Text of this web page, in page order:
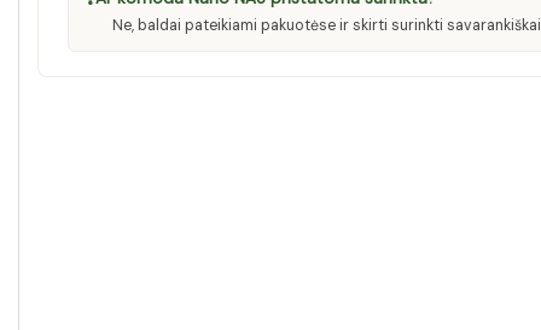
Ne, baldai pateikiami pakuotėse ir skirti surinkti